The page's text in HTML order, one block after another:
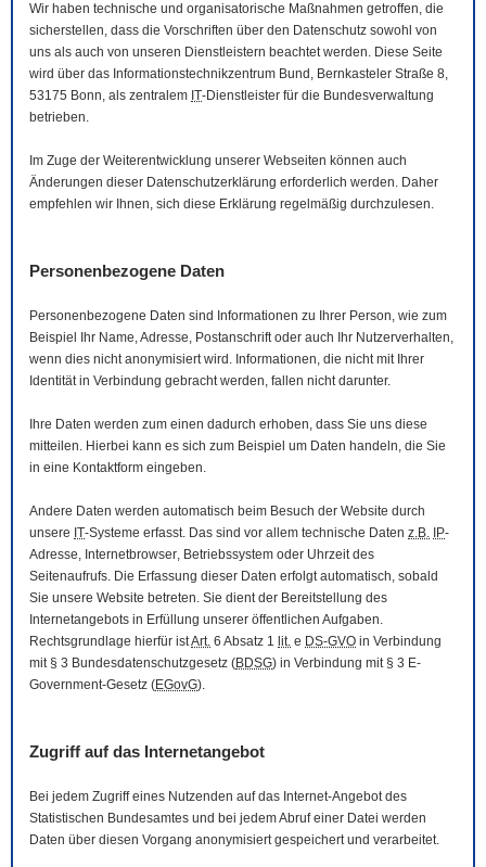
Wir haben technische und organisatorische Maßnahmen getroffen, die
sicherstellen, dass die Vorschriften über den Datenschutz sowohl von
uns als auch von unseren Dienstleistern beachtet werden. Diese Seite
wird über das Informationstechnikzentrum Bund, Bernkasteler Straße 8,
53175 Bonn, als zentralem IT-Dienstleister für die Bundesverwaltung
betrieben.
Im Zuge der Weiterentwicklung unserer Webseiten können auch
Änderungen dieser Datenschutzerklärung erforderlich werden. Daher
empfehlen wir Ihnen, sich diese Erklärung regelmäßig durchzulesen.
Personenbezogene Daten
Personenbezogene Daten sind Informationen zu Ihrer Person, wie zum
Beispiel Ihr Name, Adresse, Postanschrift oder auch Ihr Nutzerverhalten,
wenn dies nicht anonymisiert wird. Informationen, die nicht mit Ihrer
Identität in Verbindung gebracht werden, fallen nicht darunter.
Ihre Daten werden zum einen dadurch erhoben, dass Sie uns diese
mitteilen. Hierbei kann es sich zum Beispiel um Daten handeln, die Sie
in eine Kontaktform eingeben.
Andere Daten werden automatisch beim Besuch der Website durch
unsere IT-Systeme erfasst. Das sind vor allem technische Daten z.B. IP-
Adresse, Internetbrowser, Betriebssystem oder Uhrzeit des
Seitenaufrufs. Die Erfassung dieser Daten erfolgt automatisch, sobald
Sie unsere Website betreten. Sie dient der Bereitstellung des
Internetangebots in Erfüllung unserer öffentlichen Aufgaben.
Rechtsgrundlage hierfür istArt. 6 Absatz 1 lit. e DS-GVO in Verbindung
mit § 3 Bundesdatenschutzgesetz (BDSG) in Verbindung mit § 3 E-
Government-Gesetz (EGovG).
Zugriff auf das Internetangebot
Bei jedem Zugriff eines Nutzenden auf das Internet-Angebot des
Statistischen Bundesamtes und bei jedem Abruf einer Datei werden
Daten über diesen Vorgang anonymisiert gespeichert und verarbeitet.